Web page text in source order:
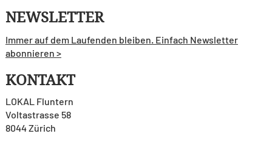
KONTAKT
LOKAL Fluntern
Voltastrasse 58
8044 Zürich
NEWSLETTER
Immer auf dem Laufenden bleiben. Einfach Newsletter
abonnieren >